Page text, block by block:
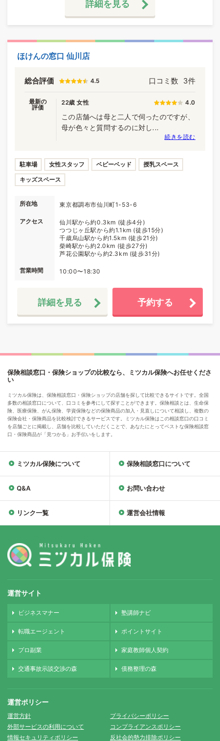
詳細を見る
ほけんの窓口 仙川店
総合評価 4.5 口コミ数 3件
最新の
評価
22歳 女性 4.0
この店舗へは母と二人で伺ったのですが、
母が色々と質問するのに対し...
続きを読む
駐車場 女性スタッフ ベビーベッド 授乳スペース
キッズスペース
所在地 東京都調布市仙川町1-53-6
アクセス
仙川駅から約0.3km (徒歩4分)
つつじヶ丘駅から約1.1km (徒歩15分)
千歳烏山駅から約1.5km (徒歩21分)
柴崎駅から約2.0km (徒歩27分)
芦花公園駅から約2.3km (徒歩31分)
営業時間 10:00〜18:30
詳細を見る 予約する
保険相談窓口・保険ショップの比較なら、ミツカル保険へお任せくださ
い
ミツカル保険は、保険相談窓口・保険ショップの店舗を探して比較できるサイトです。全国
多数の相談窓口について、口コミを参考にして探すことができます。保険相談とは、生命保
険、医療保険、がん保険、学資保険などの保険商品の加入・見直しについて相談し、複数の
保険会社・保険商品を比較検討できるサービスです。ミツカル保険はこの相談窓口の口コミ
を店舗ごとに掲載し、店舗を比較していただくことで、あなたにとってベストな保険相談窓
口・保険商品が「見つかる」お手伝いをします。
ミツカル保険について 保険相談窓口について
Q&A お問い合わせ
リンク一覧 運営会社情報
運営サイト
ビジネスマナー 塾講師ナビ
転職エージェント ポイントサイト
プロ副業 家庭教師個人契約
交通事故示談交渉の森 債務整理の森
運営ポリシー
運営方針
プライバシーポリシー
外部サービスの利用について
コンプライアンスポリシー
情報セキュリティポリシー
反社会的勢力排除ポリシー